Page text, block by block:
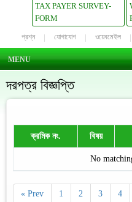
TAX PAYER SURVEY-
FORM
প্রশ্ন যোগাযোগ ওয়েবমেইল
MENU
দরপত্র বিজ্ঞপ্তি
ক্রমিক নং. বিষয়
No
« Prev 1 2 3 4